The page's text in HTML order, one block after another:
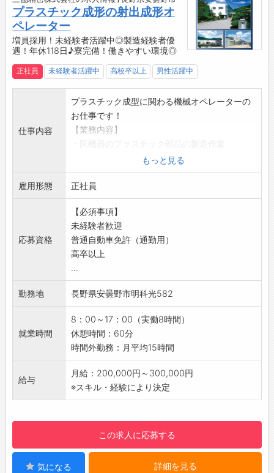
・無料駐車場
・ロッカー、更衣室
・寮完備（会社徒歩圏内/空き状況要相談可）
【製品について】
三協精密の製品ラインナップは、医療機器分野
と情報機器分野の2つのフィールドに大別され
ます。
■医療関連の精密プラスチック
人体・生命に関わる、衛生・安全性を最優先さ
せるべき重要パーツです。身体に直接ふれる治
ど、三協精密が手がける製品は多岐にわたりま
す。
医師やナースの立場で設計され、患者さんの目
線に配慮した、さまざまな要求に万全に応えら
れるよう、精度やクリーン度を高め、また最新
機器による精度検査体制を整えてご要望にお応
えしています。
■情報機器分野
情報機器、光学機器、時計、家電、自動車など
に使われる超精密なプラスチックパーツを多彩
に供給しております。カメラや携帯モバイルな
装加工」なども行っております。
【メッセージ】
設立から半世紀の老舗精密プラスチックメーカ
ーである同社の中でも一番の要である射出成形
機の生産オペレーターをお任せします。主に製
プラスチック成形の射出成形オ
ペレーター
増員採用！未経験者活躍中◎製造経験者優
遇！年休118日♪寮完備！働きやすい環境◎
正社員 未経験者活躍中 高校卒以上 男性活躍中
仕事内容
プラスチック成型に関わる機械オペレーターの
お仕事です！
【業務内容】
・機械への部材投入
・成形後の製品取り出し
・次工程への製品出し
◎クリーンルーム内でのお仕事です
【研修】
・入社後は研修を受けてから業務に入っていた
だきます
・半年～1年間のOJTを通じて、段階的にスキル
を身につけていただきます
【募集背景】
・増産に伴う増員採用のため
・基本的に立ち作業になります♪
・日勤のみのお仕事！
・夜勤希望の方は相談可◎
・安曇野市内の別工場への異動の可能性あり
【働きやすい環境】
・年5日の有給取得はもちろん、ワークライフ
バランスを重視しています
もっと見る
雇用形態 正社員
応募資格
【必須事項】
未経験者歓迎
普通自動車免許（通勤用）
高卒以上
...
勤務地 長野県安曇野市明科光582
就業時間
8：00～17：00（実働8時間）
休憩時間：60分
時間外勤務：月平均15時間
給与
月給：200,000円～300,000円
※スキル・経験により決定
この求人に応募する
気になる 詳細を見る